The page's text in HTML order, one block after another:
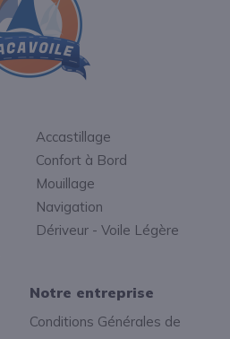
Notre entreprise
Conditions Générales de
Accastillage
Confort à Bord
Mouillage
Navigation
Dériveur - Voile Légère